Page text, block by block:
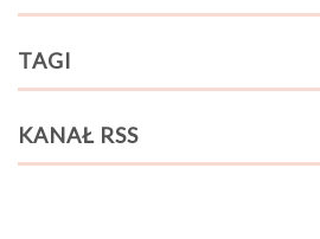
TAGI
KANAŁ RSS